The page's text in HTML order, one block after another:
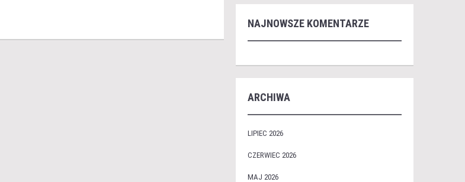
NAJNOWSZE KOMENTARZE
ARCHIWA
LIPIEC 2026
CZERWIEC 2026
MAJ 2026